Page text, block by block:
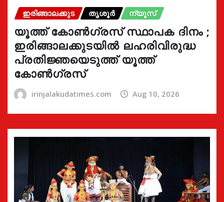
ഇരിങ്ങാലക്കുട തൃശൂർ ന്യൂസ്
യൂത്ത് കോൺഗ്രസ്‌ സ്ഥാപക ദിനം ;
ഇരിങ്ങാലക്കുടയിൽ ലഹരിവിരുദ്ധ
പ്രതിജ്ഞയെടുത്ത് യൂത്ത്
കോൺഗ്രസ്
irinjalakudatimes.com Aug 10, 2026